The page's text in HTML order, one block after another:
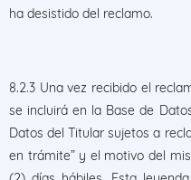
ha desistido del reclamo.
8.2.3 Una vez recibido el
se incluirá en la Base de
Datos del Titular sujetos a
en trámite” y el motivo del